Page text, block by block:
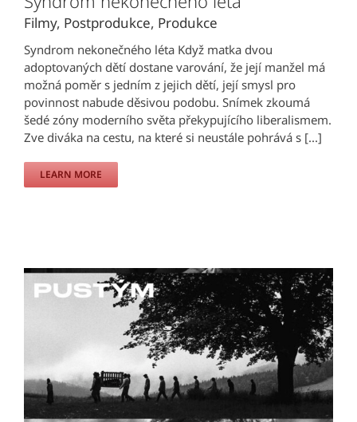
Filmy, Postprodukce, Produkce
Syndrom nekonečného léta Když matka dvou
adoptovaných dětí dostane varování, že její manžel má
možná poměr s jedním z jejich dětí, její smysl pro
povinnost nabude děsivou podobu. Snímek zkoumá
šedé zóny moderního světa překypujícího liberalismem.
Zve diváka na cestu, na které si neustále pohrává s [...]
LEARN MORE